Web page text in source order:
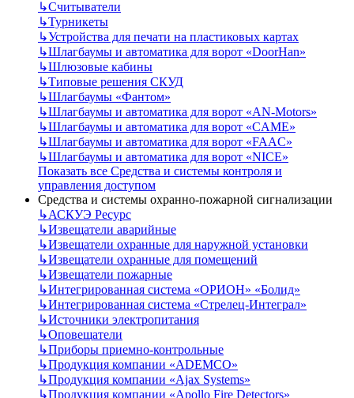
↳Считыватели
↳Турникеты
↳Устройства для печати на пластиковых картах
↳Шлагбаумы и автоматика для ворот «DoorHan»
↳Шлюзовые кабины
↳Типовые решения СКУД
↳Шлагбаумы «Фантом»
↳Шлагбаумы и автоматика для ворот «AN-Motors»
↳Шлагбаумы и автоматика для ворот «CAME»
↳Шлагбаумы и автоматика для ворот «FAAC»
↳Шлагбаумы и автоматика для ворот «NICE»
Показать все Средства и системы контроля и
управления доступом
Средства и системы охранно-пожарной сигнализации
↳АСКУЭ Ресурс
↳Извещатели аварийные
↳Извещатели охранные для наружной установки
↳Извещатели охранные для помещений
↳Извещатели пожарные
↳Интегрированная система «ОРИОН» «Болид»
↳Интегрированная система «Стрелец-Интеграл»
↳Источники электропитания
↳Оповещатели
↳Приборы приемно-контрольные
↳Продукция компании «ADEMCO»
↳Продукция компании «Ajax Systems»
↳Продукция компании «Apollo Fire Detectors»